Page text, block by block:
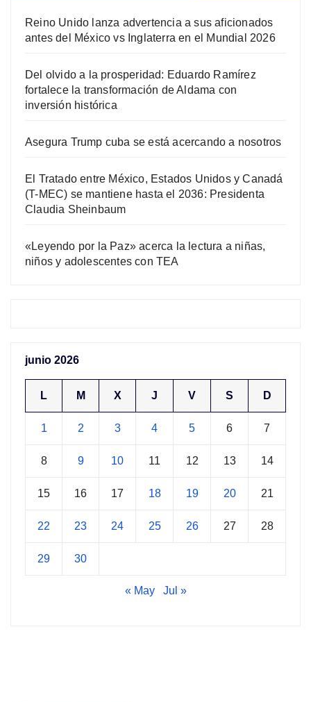
Reino Unido lanza advertencia a sus aficionados
antes del México vs Inglaterra en el Mundial 2026
Del olvido a la prosperidad: Eduardo Ramírez
fortalece la transformación de Aldama con
inversión histórica
Asegura Trump cuba se está acercando a nosotros
El Tratado entre México, Estados Unidos y Canadá
(T-MEC) se mantiene hasta el 2036: Presidenta
Claudia Sheinbaum
«Leyendo por la Paz» acerca la lectura a niñas,
niños y adolescentes con TEA
junio 2026
L M X J V S D
1 2 3 4 5 6 7
8 9 10 11 12 13 14
15 16 17 18 19 20 21
22 23 24 25 26 27 28
29 30
« May Jul »